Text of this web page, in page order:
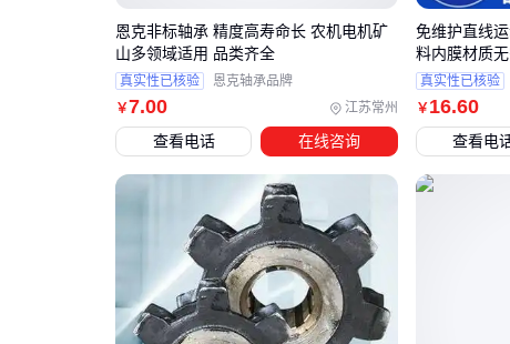
￥7.00 江苏常州
恩克非标轴承 精度高寿命长 农机电机矿
山多领域适用 品类齐全
真实性已核验 恩克轴承品牌
查看电话 在线咨询
￥ 16.60
免维护直线
料内膜材质
真实性已核验
查看电